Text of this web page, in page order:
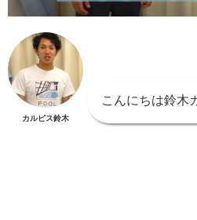
カルピス鈴木
こんにちは鈴木